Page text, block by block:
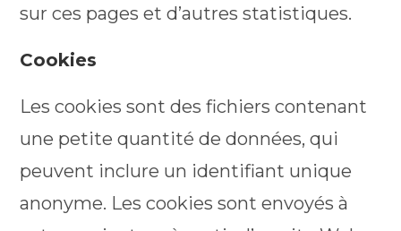
sur ces pages et d’autres statistiques.
Cookies
Les cookies sont des fichiers contenant
une petite quantité de données, qui
peuvent inclure un identifiant unique
anonyme. Les cookies sont envoyés à